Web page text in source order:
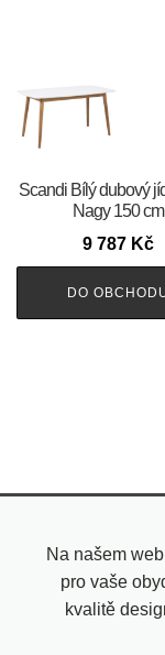
Scandi Bílý dubový
Nagy 150 cm
9 787 Kč
DO
Na našem
pro vaše
kvalitě